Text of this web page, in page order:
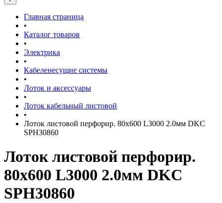
Главная страница
•
Каталог товаров
•
Электрика
•
Кабеленесущие системы
•
Лоток и аксессуары
•
Лоток кабельный листовой
•
Лоток листовой перфорир. 80х600 L3000 2.0мм DKC
SPH30860
Лоток листовой перфорир.
80х600 L3000 2.0мм DKC
SPH30860